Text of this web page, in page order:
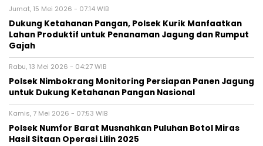
Jumat, 15 Mei 2026 - 07:14 WIB
Dukung Ketahanan Pangan, Polsek Kurik Manfaatkan
Lahan Produktif untuk Penanaman Jagung dan Rumput
Gajah
Rabu, 13 Mei 2026 - 04:27 WIB
Polsek Nimbokrang Monitoring Persiapan Panen Jagung
untuk Dukung Ketahanan Pangan Nasional
Kamis, 7 Mei 2026 - 07:53 WIB
Polsek Numfor Barat Musnahkan Puluhan Botol Miras
Hasil Sitaan Operasi Lilin 2025